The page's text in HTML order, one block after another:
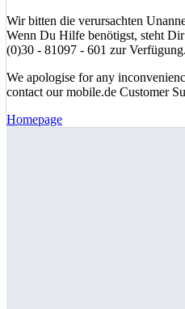
Wir bitten die verursachten
Wenn Du Hilfe benötigst, steht
(0)30 - 81097 - 601 zur Verfügung.
We apologise for any
contact our mobile.de Customer
Homepage